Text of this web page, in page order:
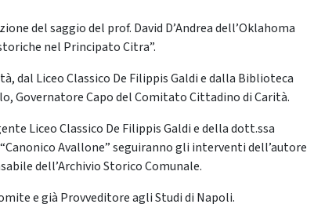
del saggio del prof. David D’Andrea dell’Oklahoma
nel Principato Citra”.
dal Liceo Classico De Filippis Galdi e dalla Biblioteca
Governatore Capo del Comitato Cittadino di Carità.
Liceo Classico De Filippis Galdi e della dott.ssa
Avallone” seguiranno gli interventi dell’autore
dell’Archivio Storico Comunale.
e già Provveditore agli Studi di Napoli.